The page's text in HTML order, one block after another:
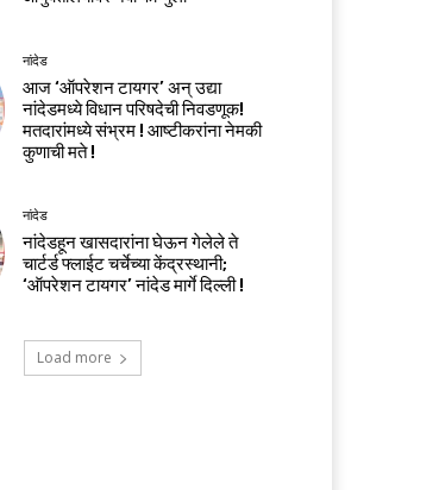
नांदेड
आज ‘ऑपरेशन टायगर’ अन् उद्या
नांदेडमध्ये विधान परिषदेची निवडणूक!
मतदारांमध्ये संभ्रम ! आष्टीकरांना नेमकी
कुणाची मते !
नांदेड
नांदेडहून खासदारांना घेऊन गेलेले ते
चार्टर्ड फ्लाईट चर्चेच्या केंद्रस्थानी;
‘ऑपरेशन टायगर’ नांदेड मार्गे दिल्ली !
Load more